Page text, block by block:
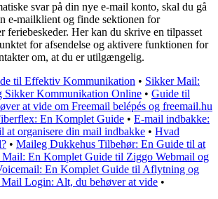
svar på din nye e-mail konto, skal du gå
e-mailklient og finde sektionen for
feriebeskeder. Her kan du skrive en tilpasset
for afsendelse og aktivere funktionen for
om, at du er utilgængelig.
til Effektiv Kommunikation • Sikker Mail:
Sikker Kommunikation Online • Guide til
at vide om Freemail belépés og freemail.hu
En Komplet Guide • E-mail indbakke:
at organisere din mail indbakke • Hvad
• Maileg Dukkehus Tilbehør: En Guide til at
En Komplet Guide til Ziggo Webmail og
En Komplet Guide til Aflytning og
Login: Alt, du behøver at vide •